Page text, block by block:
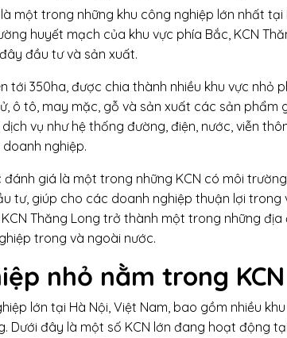
một trong những khu công nghiệp lớn nhất
huyết mạch của khu vực phía Bắc, KCN
đầu tư và sản xuất.
tới 350ha, được chia thành nhiều khu vực nhỏ
ô tô, may mặc, gỗ và sản xuất các sản phẩm
vụ như hệ thống đường, điện, nước, viễn
nghiệp.
giá là một trong những KCN có môi
tư, giúp cho các doanh nghiệp thuận lợi
Thăng Long trở thành một trong những
trong và ngoài nước.
nhỏ nằm trong
lớn tại Hà Nội, Việt Nam, bao gồm nhiều
Dưới đây là một số KCN lớn đang hoạt động